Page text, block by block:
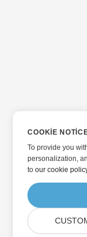
COOKIE
To provide you
personalization,
toour cookie